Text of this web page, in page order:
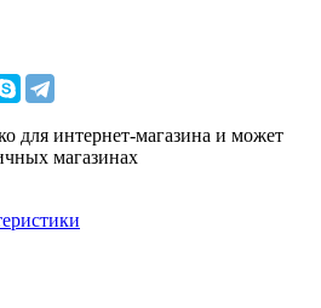
для интернет-магазина и может
магазинах